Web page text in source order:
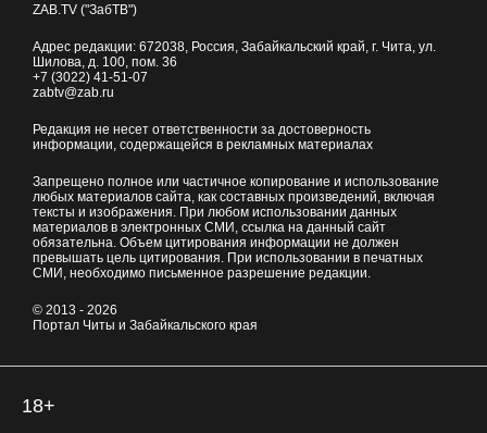
ZAB.TV ("ЗабТВ")
Адрес редакции: 672038 , Россия, Забайкальский край, г. Чита ул.
Шилова, д. 100 , пом. 36
+7 (3022) 41-51-07
zabtv@zab.ru
Редакция не несет ответственности за достоверность
информации, содержащейся в рекламных материалах
Запрещено полное или частичное копирование и использование
любых материалов сайта, как составных произведений, включая
тексты и изображения. При любом использовании данных
материалов в электронных СМИ, ссылка на данный сайт
обязательна. Объем цитирования информации не должен
превышать цель цитирования. При использовании в печатных
СМИ, необходимо письменное разрешение редакции.
© 2013 - 2026
Портал Читы и Забайкальского края
18+